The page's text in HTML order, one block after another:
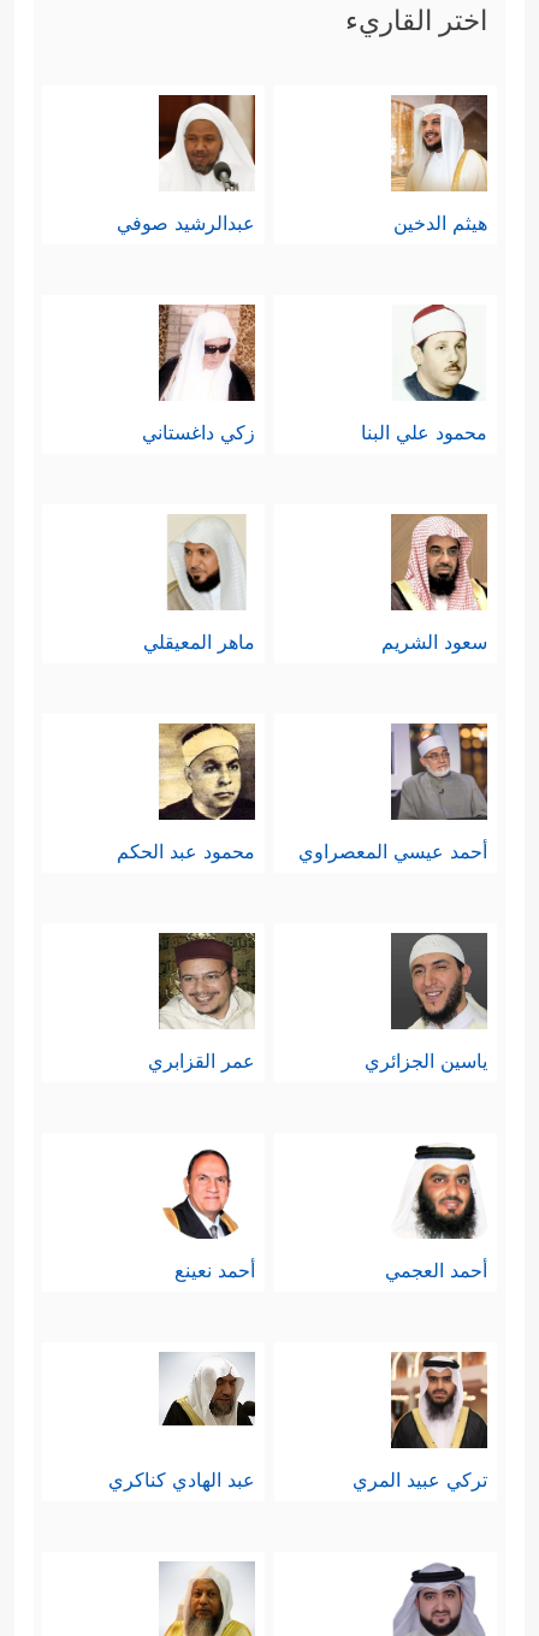
اختر القاريء
هيثم الدخين عبدالرشيد صوفي
محمود علي البنا زكي داغستاني
سعود الشريم ماهر المعيقلي
أحمد عيسي المعصراوي محمود عبد الحكم
ياسين الجزائري عمر القزابري
أحمد العجمي أحمد نعينع
تركي عبيد المري عبد الهادي كناكري